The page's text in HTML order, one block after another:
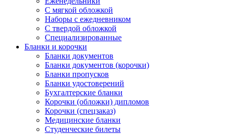
С мягкой обложкой
Наборы с ежедневником
С твердой обложкой
Специализированные
Бланки и корочки
Бланки документов
Бланки документов (корочки)
Бланки пропусков
Бланки удостоверений
Бухгалтерские бланки
Корочки (обложки) дипломов
Корочки (спецзаказ)
Медицинские бланки
Студенческие билеты